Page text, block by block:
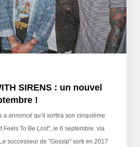
SIRENS : un nouvel
!
a annoncé qu’il sortira son cinquième
Feels To Be Lost", le 6 septembre, via
successeur de "Gossip" sorti en 2017